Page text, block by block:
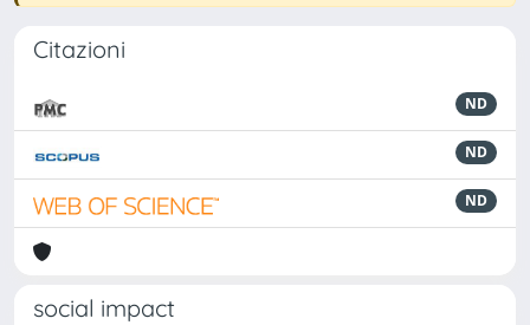
Citazioni
ND
ND
ND
social impact